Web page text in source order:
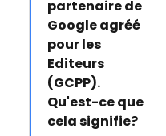
partenaire de
Google agréé
pour les
Editeurs
(GCPP).
Qu'est-ce que
cela signifie?